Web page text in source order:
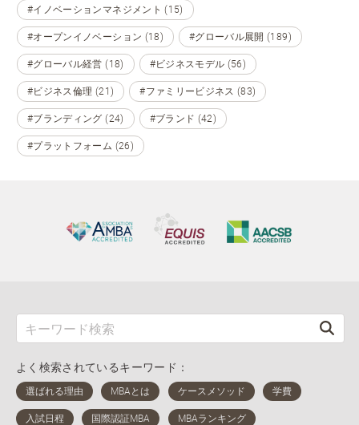
#イノベーションマネジメント (15)
#オープンイノベーション (18) #グローバル展開 (189)
#グローバル経営 (18) #ビジネスモデル (56)
#ビジネス倫理 (21) #ファミリービジネス (83)
#ブランディング (24) #ブランド (42)
#プラットフォーム (26)
よく検索されているキーワード：